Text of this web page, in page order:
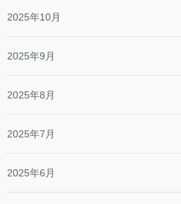
2025年10月
2025年9月
2025年8月
2025年7月
2025年6月